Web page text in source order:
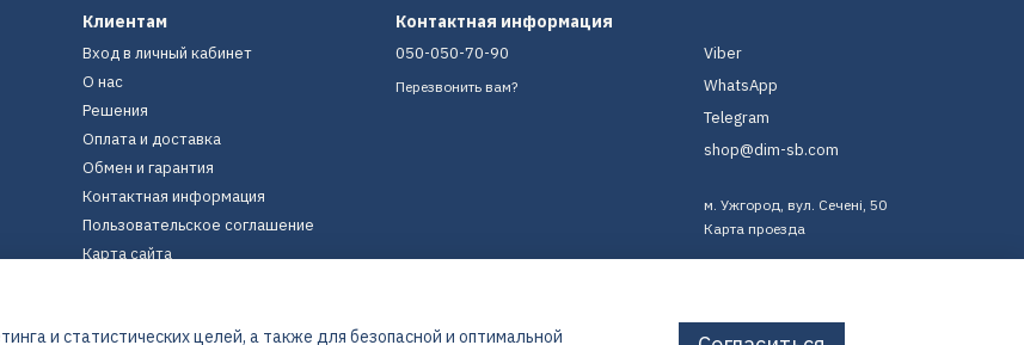
Клиентам
Вход в личный кабинет
О нас
Решения
Оплата и доставка
Обмен и гарантия
Контактная информация
Пользовательское соглашение
Карта сайта
Контактная информация
050-050-70-90
Перезвонить вам?
Viber
WhatsApp
Telegram
shop@dim-sb.com
м. Ужгород, вул. Сечені, 50
Карта проезда
и статистических целей, а также для безопасной и оптимальной